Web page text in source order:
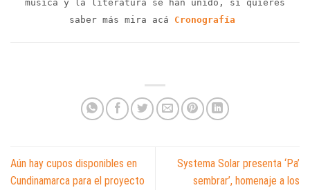
música y la literatura se han unido, si quieres
saber más mira acá Cronografía
Aún hay cupos disponibles en
Cundinamarca para el proyecto
Systema Solar presenta ‘Pa’
sembrar’, homenaje a los